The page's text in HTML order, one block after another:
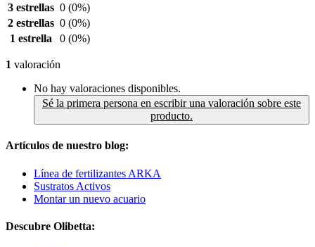
3 estrellas 0 (0%)
2 estrellas 0 (0%)
1 estrella
0 (0%)
1 valoración
No hay valoraciones disponibles.
Sé la primera persona en escribir una valoración sobre este
producto.
Artículos de nuestro blog:
Línea de fertilizantes ARKA
Sustratos Activos
Montar un nuevo acuario
Descubre Olibetta: